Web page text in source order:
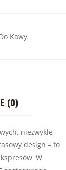
Kawy
(0)
niezwykle
design – to
. W